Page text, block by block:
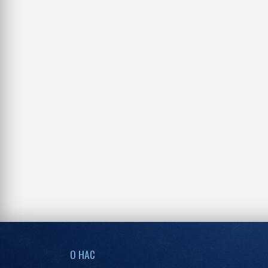
О НАС